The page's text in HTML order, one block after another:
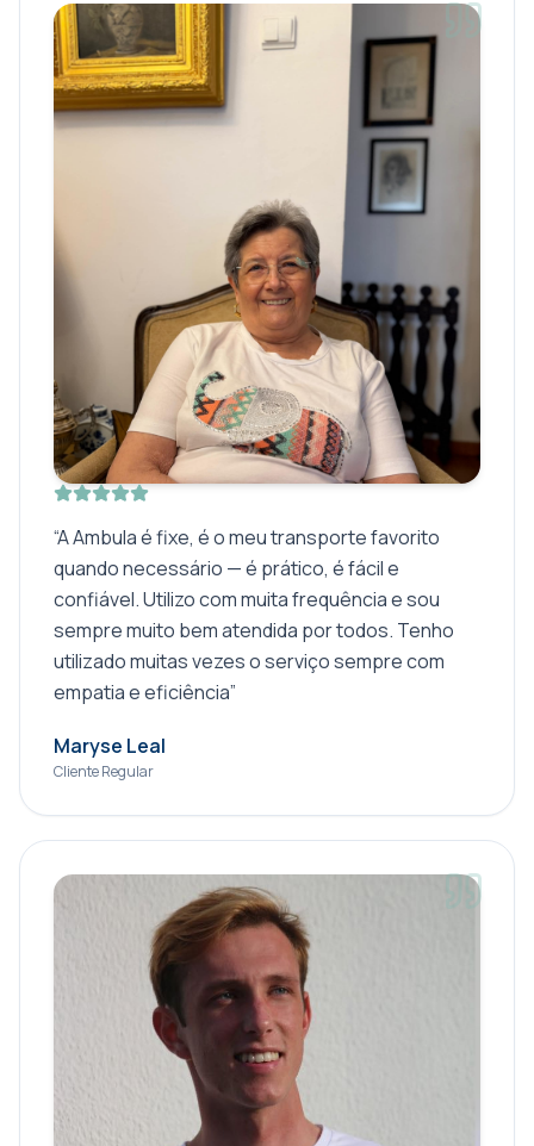
“A Ambula é fixe, é o meu transporte favorito
quando necessário — é prático, é fácil e
confiável. Utilizo com muita frequência e sou
sempre muito bem atendida por todos. Tenho
utilizado muitas vezes o serviço sempre com
empatia e eficiência”
Maryse Leal
Cliente Regular